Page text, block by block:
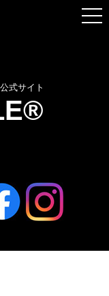
式サイト
例
説明会